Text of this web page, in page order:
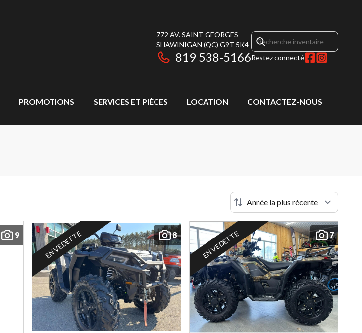
772 AV. SAINT-GEORGES
SHAWINIGAN (QC) G9T 5K4
819 538-5166Restez connecté
PROMOTIONS SERVICES ET PIÈCES LOCATION CONTACTEZ-NOUS
9 8
EN VEDETTE 7
EN VEDETTE